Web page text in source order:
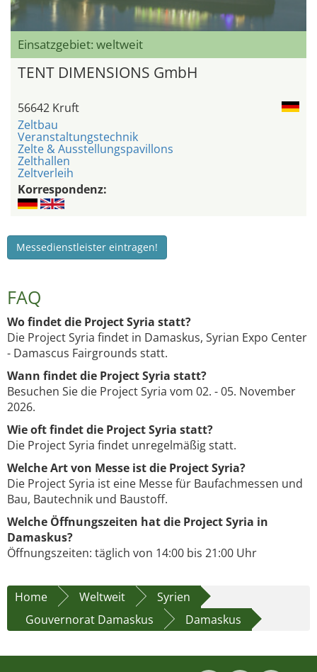
Einsatzgebiet: weltweit
TENT DIMENSIONS GmbH
56642 Kruft
Zeltbau
Veranstaltungstechnik
Zelte & Ausstellungspavillons
Zelthallen
Zeltverleih
Korrespondenz:
Messedienstleister eintragen!
FAQ
Wo findet die Project Syria statt?
Die Project Syria findet in Damaskus, Syrian Expo Center
- Damascus Fairgrounds statt.
Wann findet die Project Syria statt?
Besuchen Sie die Project Syria vom 02. - 05. November
2026.
Wie oft findet die Project Syria statt?
Die Project Syria findet unregelmäßig statt.
Welche Art von Messe ist die Project Syria?
Die Project Syria ist eine Messe für Baufachmessen und
Bau, Bautechnik und Baustoff.
Welche Öffnungszeiten hat die Project Syria in
Damaskus?
Öffnungszeiten: täglich von 14:00 bis 21:00 Uhr
Home Weltweit
Syrien
Gouvernorat Damaskus
Damaskus